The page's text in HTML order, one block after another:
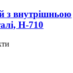
з внутрішньою
H-710